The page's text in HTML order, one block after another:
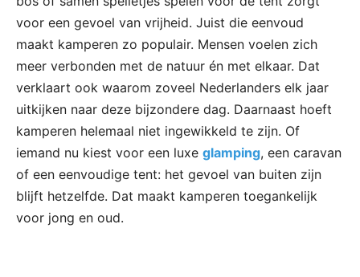
voor een gevoel van vrijheid. Juist die eenvoud
maakt kamperen zo populair. Mensen voelen zich
meer verbonden met de natuur én met elkaar. Dat
verklaart ook waarom zoveel Nederlanders elk jaar
uitkijken naar deze bijzondere dag. Daarnaast hoeft
kamperen helemaal niet ingewikkeld te zijn. Of
iemand nu kiest voor een luxe glamping, een caravan
of een eenvoudige tent: het gevoel van buiten zijn
blijft hetzelfde. Dat maakt kamperen toegankelijk
voor jong en oud.